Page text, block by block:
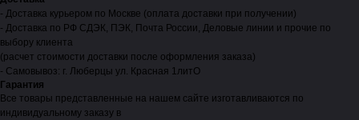
- Доставка курьером по Москве (оплата доставки при получении)
- Доставка по РФ СДЭК, ПЭК, Почта России, Деловые линии и прочие по
выбору клиента
(расчет стоимости доставки после оформления заказа)
- Самовывоз: г. Люберцы ул. Красная 1литО
Гарантия
Все товары представленные на нашем сайте изготавливаются по
индивидуальному заказу в